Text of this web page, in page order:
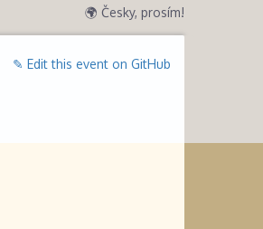
🌍 Česky, prosím!
✎ Edit this event on GitHub